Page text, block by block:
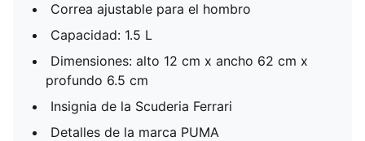
Correa ajustable para el hombro
Capacidad: 1.5 L
Dimensiones: alto 12 cm x ancho 62 cm x
profundo 6.5 cm
Insignia de la Scuderia Ferrari
Detalles de la marca PUMA